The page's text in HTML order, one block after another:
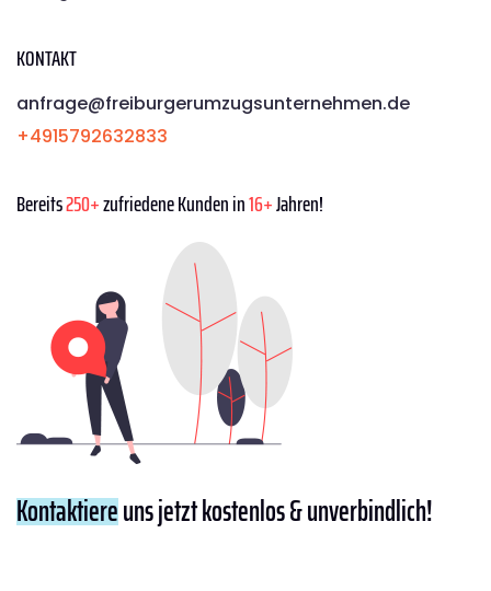
KONTAKT
anfrage@freiburgerumzugsunternehmen.de
+4915792632833
Bereits250+zufriedene Kunden in16+Jahren!
Kontaktiereuns jetzt kostenlos & unverbindlich!